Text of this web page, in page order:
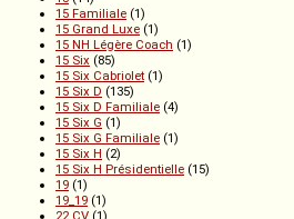
15 Familiale (1)
15 Grand Luxe (1)
15 NH Légère Coach (1)
15 Six (85)
15 Six Cabriolet (1)
15 Six D (135)
15 Six D Familiale (4)
15 Six G (1)
15 Six G Familiale (1)
15 Six H (2)
15 Six H Présidentielle (15)
19 (1)
19_19 (1)
22 CV (1)